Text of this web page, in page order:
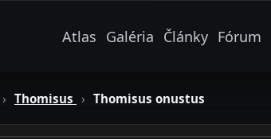
Atlas Galéria Články Fórum
› Thomisus › Thomisus onustus